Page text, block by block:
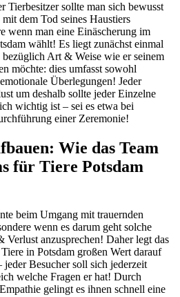
Tierbesitzer sollte man sich bewusst
dem Tod seines Haustiers
wenn man eine Einäscherung im
wählt! Es liegt zunächst einmal
Art & Weise wie er seinem
möchte: dies umfasst sowohl
Überlegungen! Jeder
um deshalb sollte jeder Einzelne
wichtig ist – sei es etwa bei
einer Zeremonie!
Wie das Team
für Tiere Potsdam
beim Umgang mit trauernden
wenn es darum geht solche
Verlust anzusprechen! Daher legt das
in Potsdam großen Wert darauf
Besucher soll sich jederzeit
welche Fragen er hat! Durch
gelingt es ihnen schnell eine